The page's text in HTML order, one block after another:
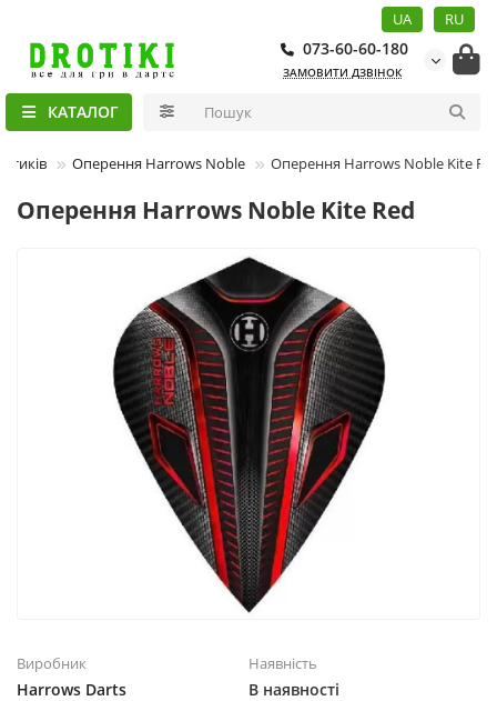
UA RU
073-60-60-180
ЗАМОВИТИ ДЗВІНОК
КАТАЛОГ
Оперення Harrows Noble Оперення Harrows Noble Kite
Оперення Harrows Noble Kite Red
Виробник
Harrows Darts
Наявність
В наявності